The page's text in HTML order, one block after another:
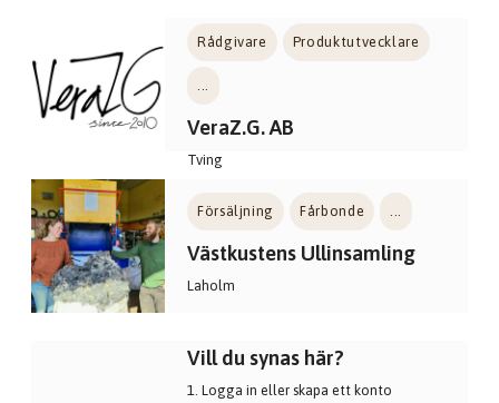
Rådgivare Produktutvecklare
...
VeraZ.G. AB
Tving
Försäljning Fårbonde ...
Västkustens Ullinsamling
Laholm
Vill du synas här?
1. Logga in eller skapa ett konto